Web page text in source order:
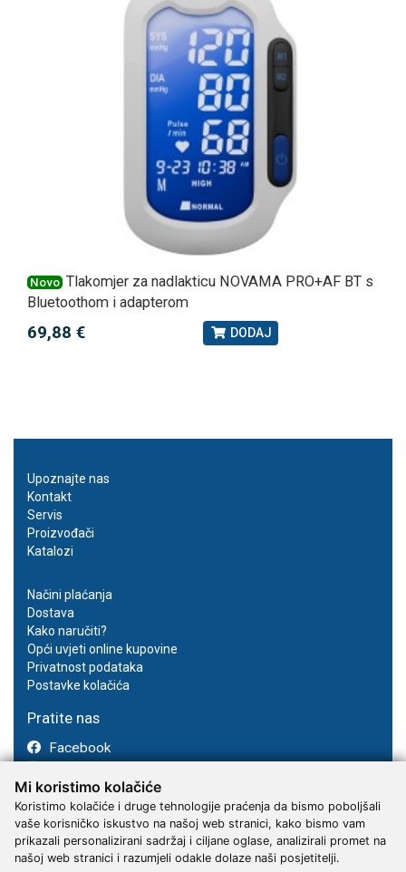
Mi koristimo kolačiće
Koristimo kolačiće i druge tehnologije praćenja da bismo poboljšali
vaše korisničko iskustvo na našoj web stranici, kako bismo vam
prikazali personalizirani sadržaj i ciljane oglase, analizirali promet na
našoj web stranici i razumjeli odakle dolaze naši posjetitelji.
Novo Tlakomjer za nadlakticu NOVAMA PRO+AF BT s
Bluetoothom i adapterom
69,88 € DODAJ
Upoznajte nas
Kontakt
Servis
Proizvođači
Katalozi
Načini plaćanja
Dostava
Kako naručiti?
Opći uvjeti online kupovine
Privatnost podataka
Postavke kolačića
Pratite nas
Facebook
Youtube